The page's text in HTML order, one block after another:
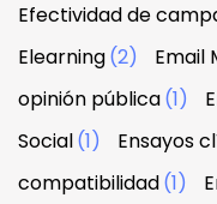
Efectividad de
Elearning(2) Email
opinión pública(1)
Social(1) Ensayos
compatibilidad(1)